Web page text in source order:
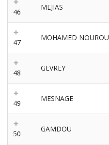
46
MEJIAS
47
MOHAMED NOUROU
48
GEVREY
49
MESNAGE
50
GAMDOU